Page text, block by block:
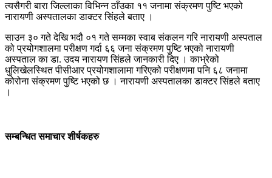
त्यसैगरी बारा जिल्लाका विभिन्न ठाँउका ११ जनामा संक्रमण पुष्टि भएको
नारायणी अस्पतालका डाक्टर सिंहले बताए ।
साउन ३० गते देखि भदौ ०१ गते सम्मका स्वाब संकलन गरि नारायणी अस्पताल
को प्रयोगशालमा परीक्षण गर्दा ६६ जना संक्रमण पुष्टि भएको नारायणी
अस्पताल का डा. उदय नारायण सिंहले जानकारी दिए । काभ्रेको
धुलिखेलस्थित पीसीआर प्रयोगशालामा गरिएको परीक्षणमा पनि ६८ जनामा
कोरोना संक्रमण पुष्टि भएको छ । नारायणी अस्पतालका डाक्टर सिंहले बताए
।
सम्बन्धित समाचार शीर्षकहरु